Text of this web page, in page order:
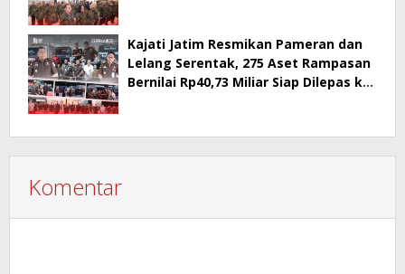
Kajati Jatim Resmikan Pameran dan
Lelang Serentak, 275 Aset Rampasan
Bernilai Rp40,73 Miliar Siap Dilepas ke
Komentar